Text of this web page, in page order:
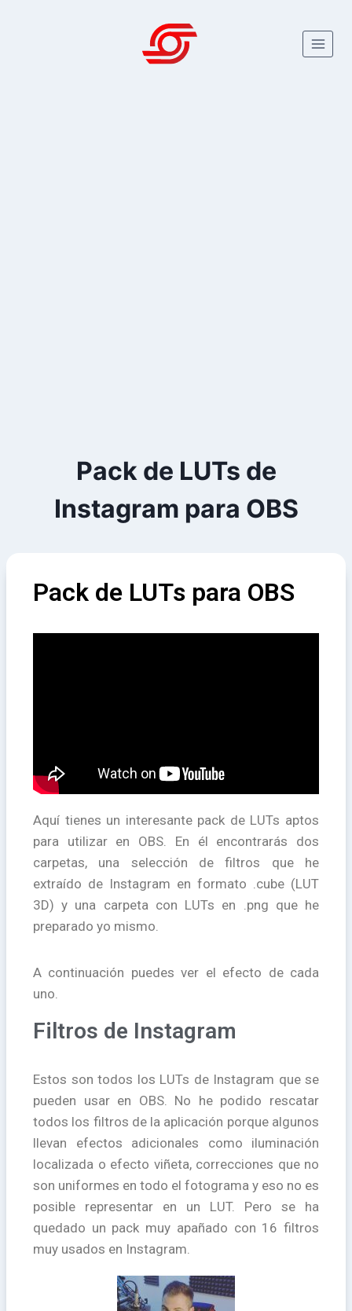
Pack de LUTs de
Instagram para OBS
Pack de LUTs para OBS
Aquí tienes un interesante pack de LUTs aptos
para utilizar en OBS. En él encontrarás dos
carpetas, una selección de filtros que he
extraído de Instagram en formato .cube (LUT
3D) y una carpeta con LUTs en .png que he
preparado yo mismo.
A continuación puedes ver el efecto de cada
uno.
Filtros de Instagram
Estos son todos los LUTs de Instagram que se
pueden usar en OBS. No he podido rescatar
todos los filtros de la aplicación porque algunos
llevan efectos adicionales como iluminación
localizada o efecto viñeta, correcciones que no
son uniformes en todo el fotograma y eso no es
posible representar en un LUT. Pero se ha
quedado un pack muy apañado con 16 filtros
muy usados en Instagram.